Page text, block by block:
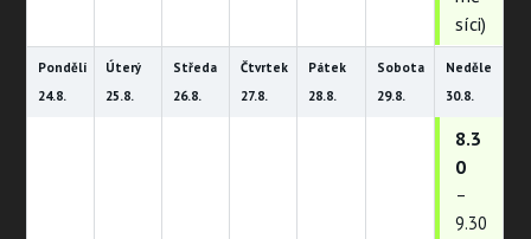
síci)
Pondělí
24.8.
Úterý
25.8.
Středa
26.8.
Čtvrtek
27.8.
Pátek
28.8.
Sobota
29.8.
Neděle
30.8.
8.3
0
–
9.30